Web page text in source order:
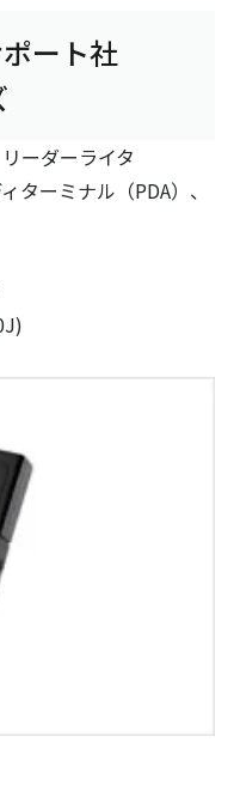
ート社
ーダーライタ
ターミナル（PDA）、